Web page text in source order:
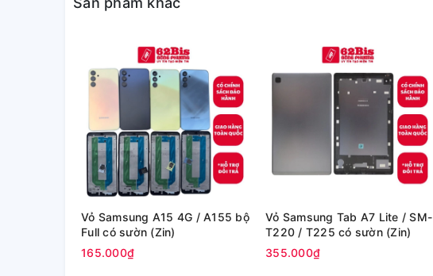
Vỏ Samsung A15 4G / A155 bộ
Full có sườn (Zin)
165.000₫
Vỏ Samsung Tab A7 Lite / SM-
T220 / T225 có sườn (Zin)
355.000₫